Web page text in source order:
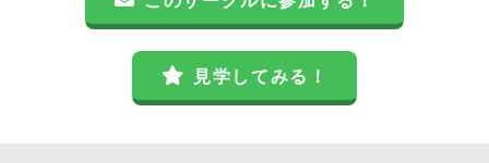
見学してみる！